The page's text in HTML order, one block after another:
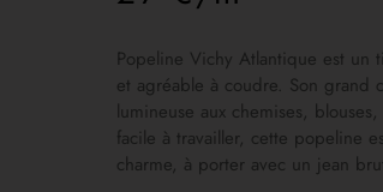
Popeline Vichy Atlantique est un
et agréable à coudre. Son grand
lumineuse aux chemises,
facile à travailler, cette popeline
charme, à porter avec un jean